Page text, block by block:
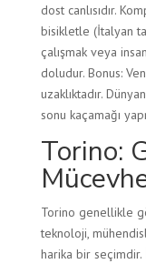
dost canlısıdır.
bisikletle (İtalyan
çalışmak veya
doludur. Bonus:
uzaklıktadır.
sonu kaçamağı
Torino:
Torino genellikle
teknoloji,
harika bir seçimdir.